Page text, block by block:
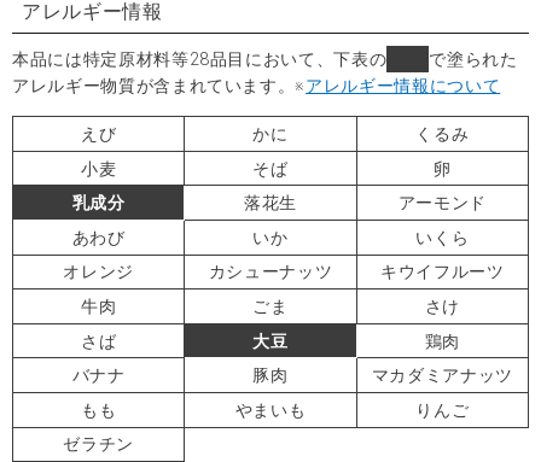
アレルギー情報
本品には特定原材料等28品目において、下表の
で塗られた
アレルギー物質が含まれています。※アレルギー情報について
えび かに
くるみ
小麦
そば
卵
乳成分
落花生
アーモンド
あわび
いか
いくら
オレンジ
カシューナッツ
キウイフルーツ
牛肉
ごま
さけ
さば
大豆
鶏肉
バナナ
豚肉
マカダミアナッツ
もも
やまいも
りんご
ゼラチン